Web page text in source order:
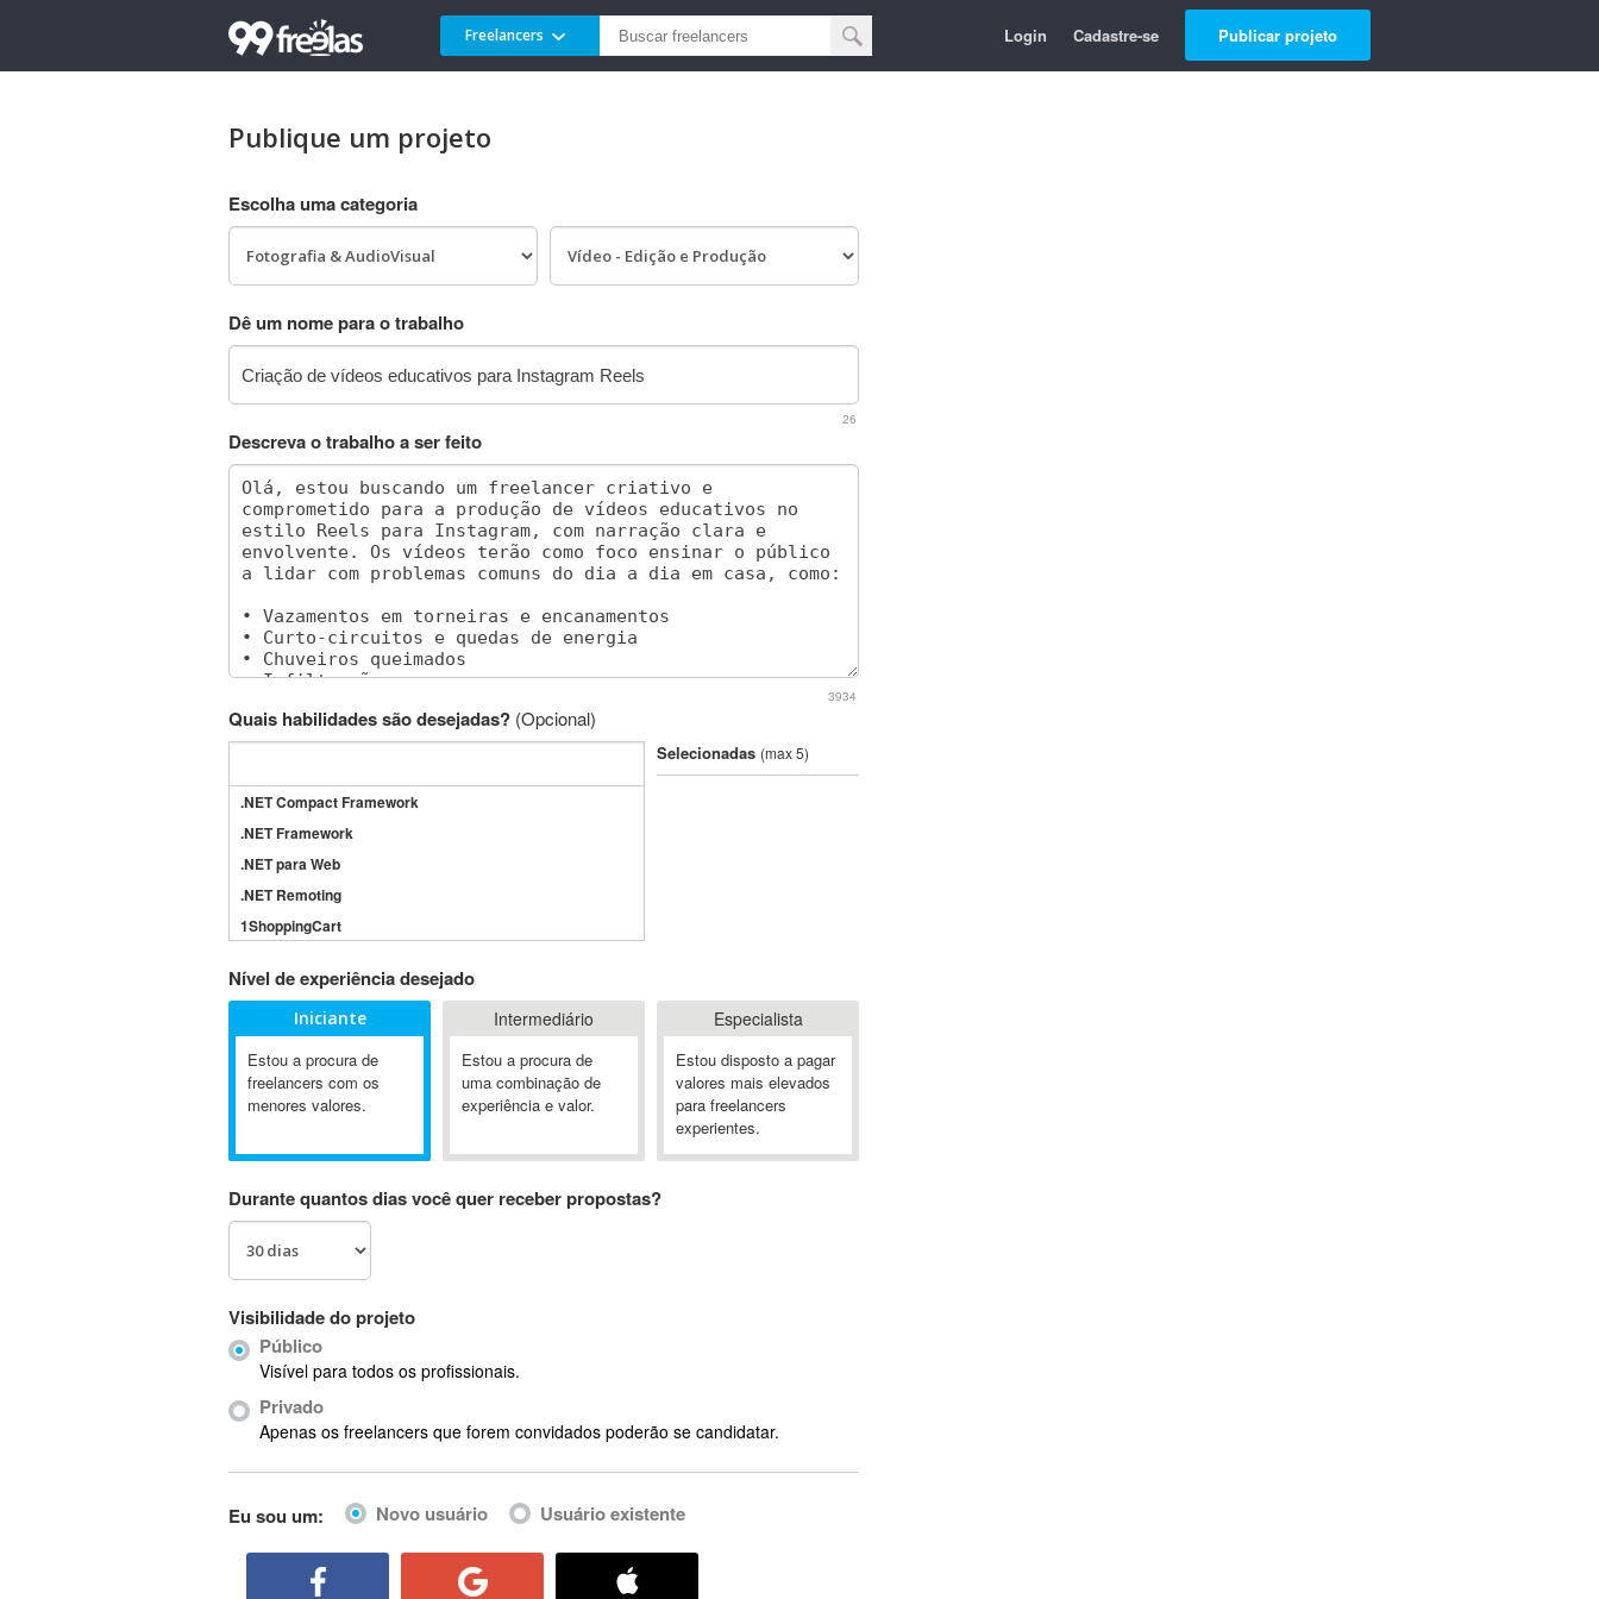
Freelancers Login Cadastre-se Publicar projeto
Publique um projeto
Escolha uma categoria
Dê um nome para o trabalho
26
Descreva o trabalho a ser feito
3934
Quais habilidades são desejadas? (Opcional)
.NET Compact Framework
.NET Framework
.NET para Web
.NET Remoting
1ShoppingCart
3GSM
4D Dimension
802.11
A&P
A-GPS
Ab Initio
ABIS
AbleCommerce
Ableton Live
Abstract Window Toolkit (AWT)
Selecionadas (max 5)
Nível de experiência desejado
Iniciante
Estou a procura de
freelancers com os
menores valores.
Intermediário
Estou a procura de
uma combinação de
experiência e valor.
Especialista
Estou disposto a pagar
valores mais elevados
para freelancers
experientes.
Durante quantos dias você quer receber propostas?
Visibilidade do projeto
Público
Visível para todos os profissionais.
Privado
Apenas os freelancers que forem convidados poderão se candidatar.
Eu sou um: Novo usuário Usuário existente